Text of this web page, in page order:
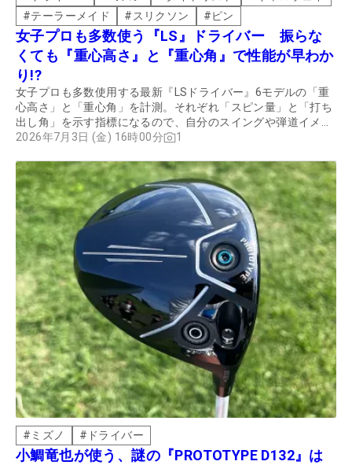
#テーラーメイド # スリクソン #ピン
女子プロも多数使う『LS』ドライバー 振らな
くても『重心高さ』と『重心角』で性能が早わか
り!?
女子プロも多数使用する最新『LSドライバー』6モデルの「重
心高さ」と「重心角」を計測。それぞれ「スピン量」と「打ち
出し角」を示す指標になるので、自分のスイングや弾道イメー
ジに合う組み合わせのモデルを探してみよう。今回はトップア
2026年7月3日 (金) 16時00分 1
# ミズノ # ドライバー
小鯛竜也が使う、謎の『PROTOTYPE D132』は